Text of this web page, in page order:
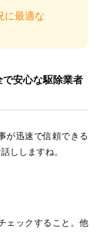
に最適な
安心な駆除業者
が迅速で信頼できる
ししますね。
ェックすること。他